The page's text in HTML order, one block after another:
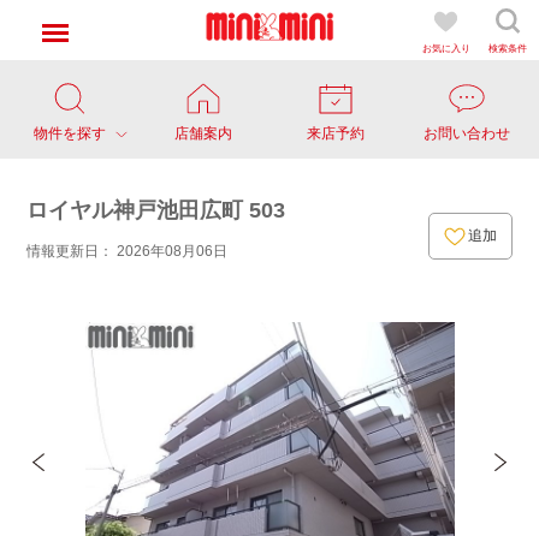
お気に入り 検索条件
物件を探す 店舗案内 来店予約 お問い合わせ
ロイヤル神戸池田広町 503
情報更新日： 2026年08月06日
追加